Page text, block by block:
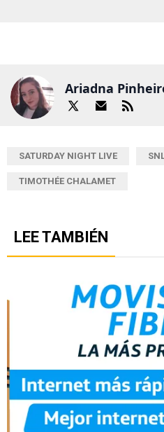
Ariadna
SATURDAY NIGHT LIVE
TIMOTHÉE CHALAMET
LEE TAMBIÉN